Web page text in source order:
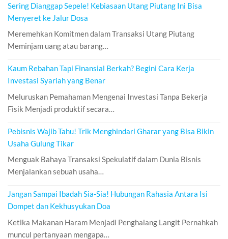
Sering Dianggap Sepele! Kebiasaan Utang Piutang Ini Bisa
Menyeret ke Jalur Dosa
Meremehkan Komitmen dalam Transaksi Utang Piutang
Meminjam uang atau barang…
Kaum Rebahan Tapi Finansial Berkah? Begini Cara Kerja
Investasi Syariah yang Benar
Meluruskan Pemahaman Mengenai Investasi Tanpa Bekerja
Fisik Menjadi produktif secara…
Pebisnis Wajib Tahu! Trik Menghindari Gharar yang Bisa Bikin
Usaha Gulung Tikar
Menguak Bahaya Transaksi Spekulatif dalam Dunia Bisnis
Menjalankan sebuah usaha…
Jangan Sampai Ibadah Sia-Sia! Hubungan Rahasia Antara Isi
Dompet dan Kekhusyukan Doa
Ketika Makanan Haram Menjadi Penghalang Langit Pernahkah
muncul pertanyaan mengapa…